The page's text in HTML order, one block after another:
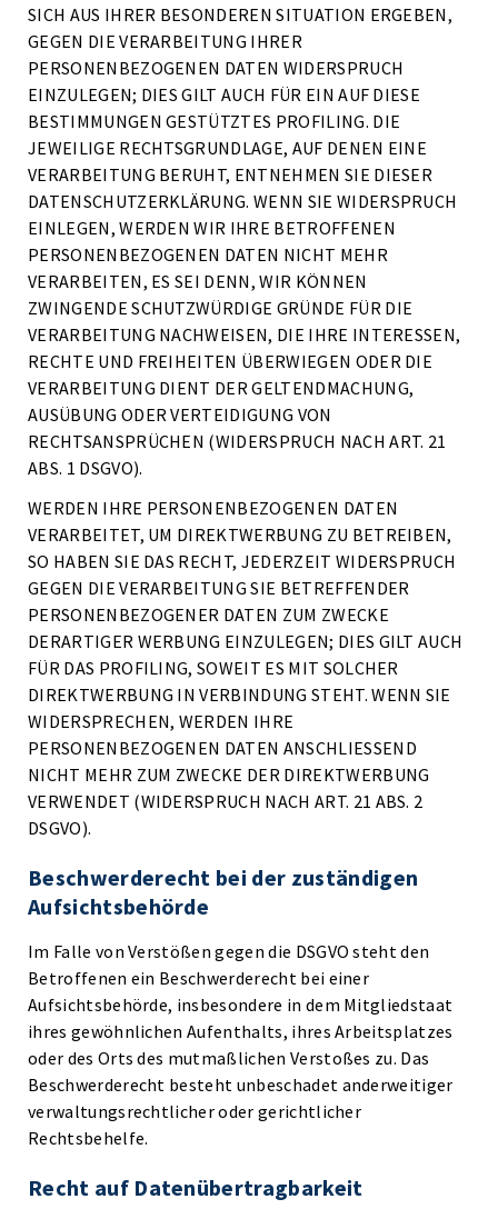
SICH AUS IHRER BESONDEREN SITUATION ERGEBEN,
GEGEN DIE VERARBEITUNG IHRER
PERSONENBEZOGENEN DATEN WIDERSPRUCH
EINZULEGEN; DIES GILT AUCH FÜR EIN AUF DIESE
BESTIMMUNGEN GESTÜTZTES PROFILING. DIE
JEWEILIGE RECHTSGRUNDLAGE, AUF DENEN EINE
VERARBEITUNG BERUHT, ENTNEHMEN SIE DIESER
DATENSCHUTZERKLÄRUNG. WENN SIE WIDERSPRUCH
EINLEGEN, WERDEN WIR IHRE BETROFFENEN
PERSONENBEZOGENEN DATEN NICHT MEHR
VERARBEITEN, ES SEI DENN, WIR KÖNNEN
ZWINGENDE SCHUTZWÜRDIGE GRÜNDE FÜR DIE
VERARBEITUNG NACHWEISEN, DIE IHRE INTERESSEN,
RECHTE UND FREIHEITEN ÜBERWIEGEN ODER DIE
VERARBEITUNG DIENT DER GELTENDMACHUNG,
AUSÜBUNG ODER VERTEIDIGUNG VON
RECHTSANSPRÜCHEN (WIDERSPRUCH NACH ART. 21
ABS. 1 DSGVO).
WERDEN IHRE PERSONENBEZOGENEN DATEN
VERARBEITET, UM DIREKTWERBUNG ZU BETREIBEN,
SO HABEN SIE DAS RECHT, JEDERZEIT WIDERSPRUCH
GEGEN DIE VERARBEITUNG SIE BETREFFENDER
PERSONENBEZOGENER DATEN ZUM ZWECKE
DERARTIGER WERBUNG EINZULEGEN; DIES GILT AUCH
FÜR DAS PROFILING, SOWEIT ES MIT SOLCHER
DIREKTWERBUNG IN VERBINDUNG STEHT. WENN SIE
WIDERSPRECHEN, WERDEN IHRE
PERSONENBEZOGENEN DATEN ANSCHLIESSEND
NICHT MEHR ZUM ZWECKE DER DIREKTWERBUNG
VERWENDET (WIDERSPRUCH NACH ART. 21 ABS. 2
DSGVO).
Beschwerde­recht bei der zuständigen
Aufsichts­behörde
Im Falle von Verstößen gegen die DSGVO steht den
Betroffenen ein Beschwerderecht bei einer
Aufsichtsbehörde, insbesondere in dem Mitgliedstaat
ihres gewöhnlichen Aufenthalts, ihres Arbeitsplatzes
oder des Orts des mutmaßlichen Verstoßes zu. Das
Beschwerderecht besteht unbeschadet anderweitiger
verwaltungsrechtlicher oder gerichtlicher
Rechtsbehelfe.
Recht auf Daten­übertrag­barkeit